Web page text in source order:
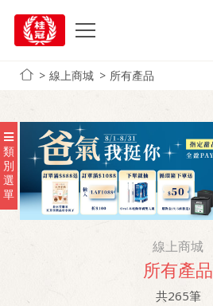
線上商城 所有產品
類
別
選
單
線上商城
所有產品
共265筆